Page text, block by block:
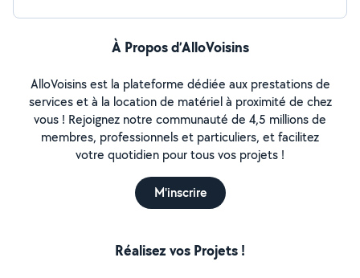
À Propos d’AlloVoisins
AlloVoisins est la plateforme dédiée aux prestations de
services et à la location de matériel à proximité de chez
vous ! Rejoignez notre communauté de 4,5 millions de
membres, professionnels et particuliers, et facilitez
votre quotidien pour tous vos projets !
M'inscrire
Réalisez vos Projets !